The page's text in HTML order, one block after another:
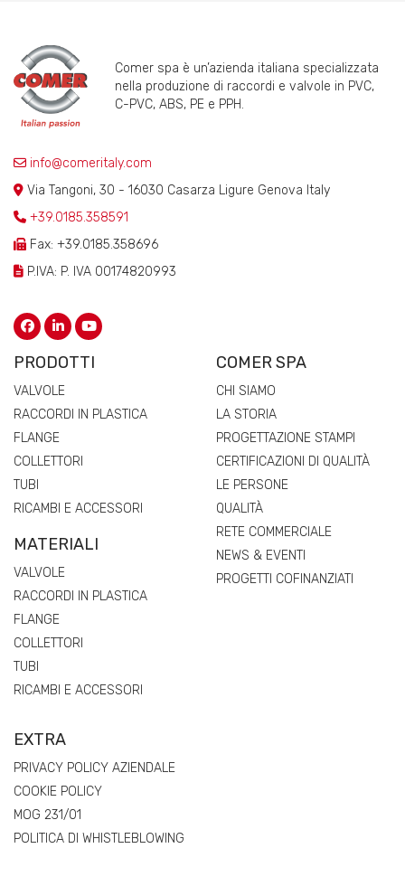
Comer spa è un’azienda italiana specializzata
nella produzione di raccordi e valvole in PVC,
C-PVC, ABS, PE e PPH.
info@comeritaly.com
Via Tangoni, 30 - 16030 Casarza Ligure Genova Italy
+39.0185.358591
Fax: +39.0185.358696
P.IVA: P. IVA 00174820993
PRODOTTI
VALVOLE
RACCORDI IN PLASTICA
FLANGE
COLLETTORI
TUBI
RICAMBI E ACCESSORI
MATERIALI
VALVOLE
RACCORDI IN PLASTICA
FLANGE
COLLETTORI
TUBI
RICAMBI E ACCESSORI
COMER SPA
CHI SIAMO
LA STORIA
PROGETTAZIONE STAMPI
CERTIFICAZIONI DI QUALITÀ
LE PERSONE
QUALITÀ
RETE COMMERCIALE
NEWS & EVENTI
PROGETTI COFINANZIATI
EXTRA
PRIVACY POLICY AZIENDALE
COOKIE POLICY
MOG 231/01
POLITICA DI WHISTLEBLOWING